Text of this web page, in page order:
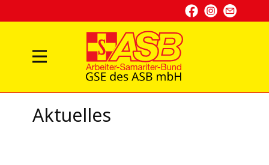
Aktuelles